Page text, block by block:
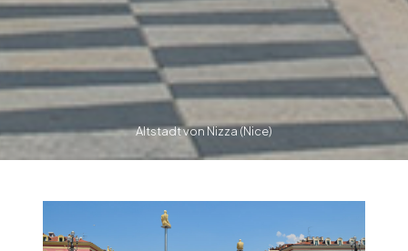
Altstadt von Nizza (Nice)